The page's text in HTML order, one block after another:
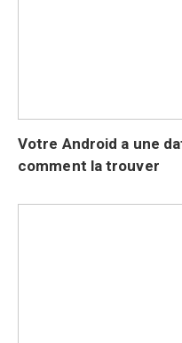
Votre Android a une
comment la trouver